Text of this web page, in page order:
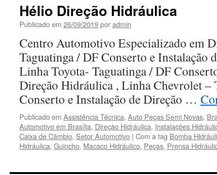
Hélio Direção Hidráulica
Publicado em 26/09/2019poradmin
Centro Automotivo Especializado em
Taguatinga / DF Conserto e Instalação
Linha Toyota- Taguatinga / DF
Direção Hidráulica , Linha Chevrolet –
Conserto e Instalação de Direção …
Publicado em Assistência Técnica, Auto Peças Semi Novas,
Automotivo em Brasília, Direção Hidráulica, Instalações
Caixa de Câmbio, Setor Automotivo | Com a tag Bomba
Hidráulica, Guincho, Macaco Hidráulico, Peças, Prensa